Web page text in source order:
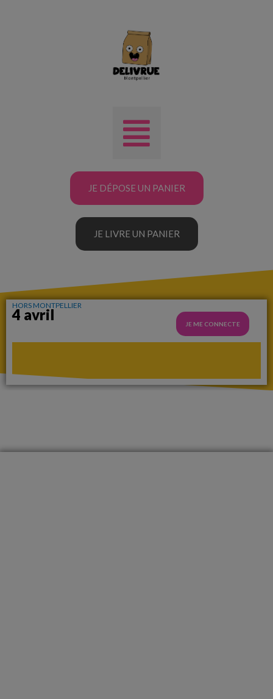
JE DÉPOSE UN PANIER
JE LIVRE UN PANIER
HORS MONTPELLIER
4 avril
JE ME CONNECTE